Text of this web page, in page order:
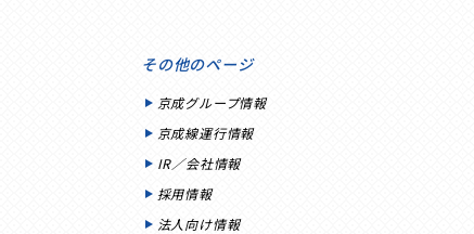
その他のページ
京成グループ情報
京成線運行情報
IR／会社情報
採用情報
法人向け情報